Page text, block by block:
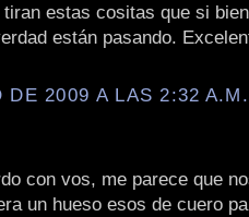
estas cositas que si
están pasando.
DE 2009 A LAS 2:32 A.M.
con vos, me parece que
un hueso esos de cuero